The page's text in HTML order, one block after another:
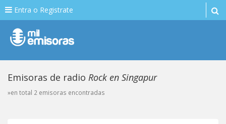
Entra o Registrate
Emisoras de radio Rock en Singapur
»en total 2 emisoras encontradas